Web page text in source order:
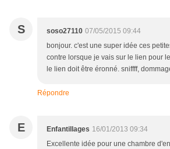
S soso27110 07/05/2015 09:44
bonjour. c'est une super idée ces
contre lorsque je vais sur le lien pour
le lien doit être éronné. sniffff,
Répondre
E Enfantillages 16/01/2013 09:34
Excellente idée pour une chambre